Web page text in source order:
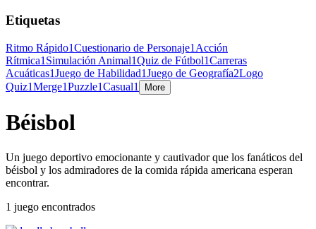
Etiquetas
Ritmo Rápido1Cuestionario de Personaje1 Acción
Rítmica1 Simulación Animal1Quiz de Fútbol1Carreras
Acuáticas1Juego de Habilidad1Juego de Geografía2Logo
Quiz1Merge1Puzzle1Casual1 More
Béisbol
Un juego deportivo emocionante y cautivador que los fanáticos del
béisbol y los admiradores de la comida rápida americana esperan
encontrar.
1 juego encontrados